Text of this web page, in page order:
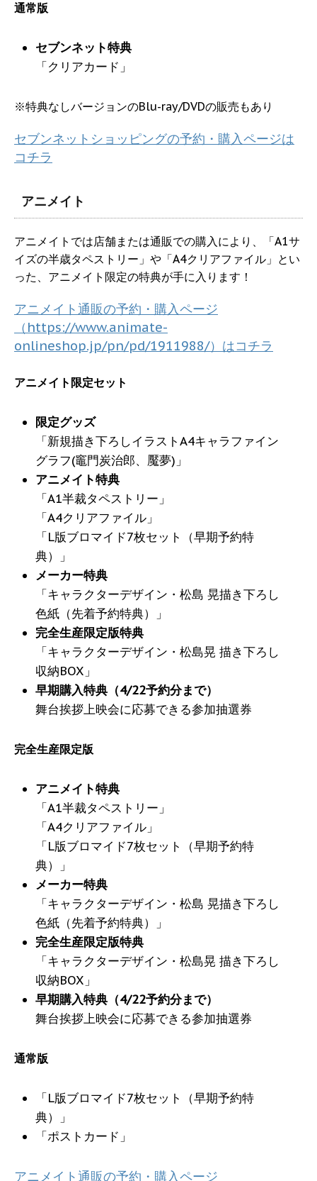
通常版
セブンネット特典
「クリアカード」
※特典なしバージョンのBlu-ray/DVDの販売もあり
セブンネットショッピングの予約・購入ページは
コチラ
アニメイト
アニメイトでは店舗または通販での購入により、「A1サ
イズの半歳タペストリー」や「A4クリアファイル」とい
った、アニメイト限定の特典が手に入ります！
アニメイト通販の予約・購入ページ
（https://www.animate-
onlineshop.jp/pn/pd/1911988/）はコチラ
アニメイト限定セット
限定グッズ
「新規描き下ろしイラストA4キャラファイン
グラフ(竈門炭治郎、魘夢)」
アニメイト特典
「A1半裁タペストリー」
「A4クリアファイル」
「L版ブロマイド7枚セット（早期予約特
典）」
メーカー特典
「キャラクターデザイン・松島 晃描き下ろし
色紙（先着予約特典）」
完全生産限定版特典
「キャラクターデザイン・松島晃 描き下ろし
収納BOX」
早期購入特典（4/22予約分まで）
舞台挨拶上映会に応募できる参加抽選券
完全生産限定版
アニメイト特典
「A1半裁タペストリー」
「A4クリアファイル」
「L版ブロマイド7枚セット（早期予約特
典）」
メーカー特典
「キャラクターデザイン・松島 晃描き下ろし
色紙（先着予約特典）」
完全生産限定版特典
「キャラクターデザイン・松島晃 描き下ろし
収納BOX」
早期購入特典（4/22予約分まで）
舞台挨拶上映会に応募できる参加抽選券
通常版
「L版ブロマイド7枚セット（早期予約特
典）」
「ポストカード」
アニメイト通販の予約・購入ページ